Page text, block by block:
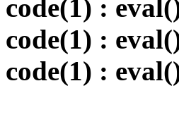
code(1) :
code(1) :
code(1) :